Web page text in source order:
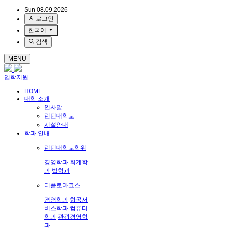
Sun 08.09.2026
로그인
한국어
검색
MENU
입학지원
HOME
대학 소개
인사말
런던대학교
시설안내
학과 안내
런던대학교학위
경영학과 회계학
과 법학과
디플로마코스
경영학과 항공서
비스학과 컴퓨터
학과 관광경영학
과